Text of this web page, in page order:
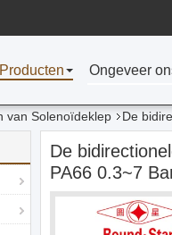
Producten Ongeveer
van Solenoïdeklep De
De
PA66 0.3~7